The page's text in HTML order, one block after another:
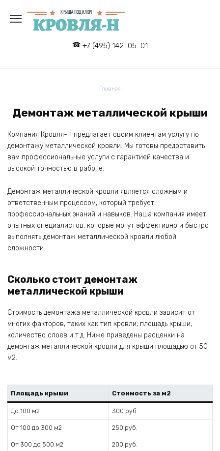
содержанию
+7 (495) 142-05-01
Главная
Демонтаж металлической крыши
Компания Кровля-Н предлагает своим клиентам услугу по
демонтажу металлической кровли. Мы готовы предоставить
вам профессиональные услуги с гарантией качества и
высокой точностью в работе.
Демонтаж металлической кровли является сложным и
ответственным процессом, который требует
профессиональных знаний и навыков. Наша компания имеет
опытных специалистов, которые могут эффективно и быстро
выполнять демонтаж металлической кровли любой
сложности.
Сколько стоит демонтаж
металлической крыши
Стоимость демонтажа металлической кровли зависит от
многих факторов, таких как тип кровли, площадь крыши,
количество слоев и т.д. Ниже приведены расценки на
демонтаж металлической кровли для крыши площадью от 50
м2.
Площадь крыши Стоимость за м2
До 100 м2 300 руб.
От 100 до 300 м2 250 руб.
От 300 до 500 м2 200 руб.